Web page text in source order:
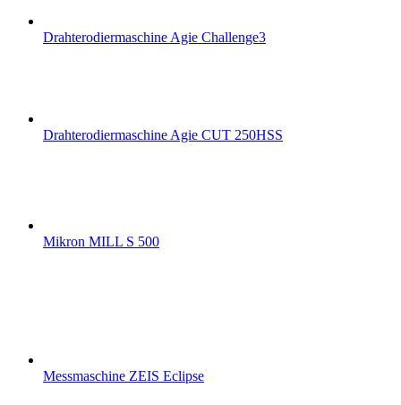
Drahterodiermaschine Agie Challenge3
Drahterodiermaschine Agie CUT 250HSS
Mikron MILL S 500
Messmaschine ZEIS Eclipse